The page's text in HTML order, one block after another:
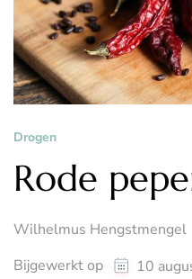
Drogen
Rode
Wilhelmus Hengstmengel
Bijgewerkt op
10